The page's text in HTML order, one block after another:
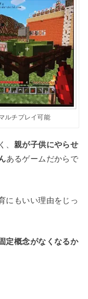
ルチプレイ可能
、 親が子供にやらせ
あるゲームだからで
にもいい理由をじっ
定概念がなくなるか